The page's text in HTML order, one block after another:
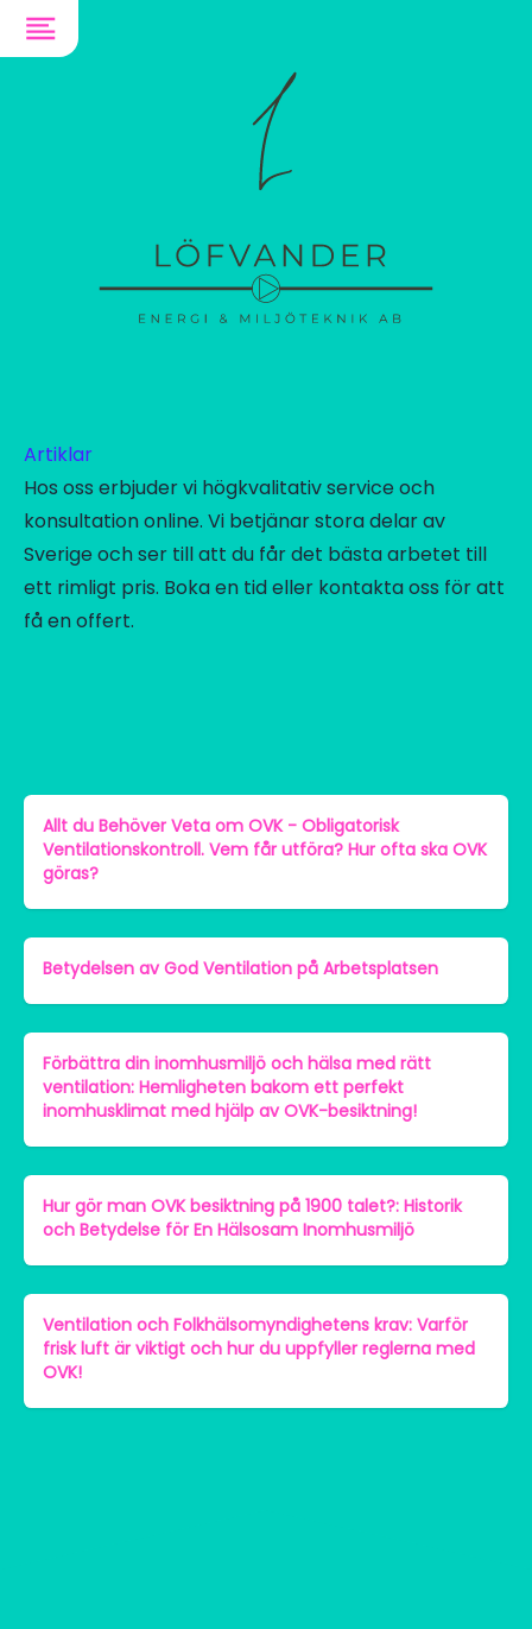
Artiklar
Hos oss erbjuder vi högkvalitativ service och
konsultation online. Vi betjänar stora delar av
Sverige och ser till att du får det bästa arbetet till
ett rimligt pris. Boka en tid eller kontakta oss för att
få en offert.
Allt du Behöver Veta om OVK - Obligatorisk
Ventilationskontroll. Vem får utföra? Hur ofta ska OVK
göras?
Betydelsen av God Ventilation på Arbetsplatsen
Förbättra din inomhusmiljö och hälsa med rätt
ventilation: Hemligheten bakom ett perfekt
inomhusklimat med hjälp av OVK-besiktning!
Hur gör man OVK besiktning på 1900 talet?: Historik
och Betydelse för En Hälsosam Inomhusmiljö
Ventilation och Folkhälsomyndighetens krav: Varför
frisk luft är viktigt och hur du uppfyller reglerna med
OVK!